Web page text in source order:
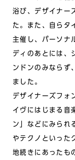
浴び、デザイナー
た。また、自らタ
主催し、パーソナ
ディのあとには、
ンドンのみならず
ました。
デザイナーズフォ
イヴにはじまる音
ン」などにみられ
やテクノといった
地続きにあったも